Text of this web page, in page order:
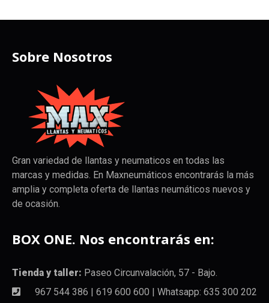
Sobre Nosotros
Gran variedad de llantas y neumaticos en todas las
marcas y medidas. En Maxneumáticos encontrarás la más
amplia y completa oferta de llantas neumáticos nuevos y
de ocasión.
BOX ONE. Nos encontrarás en:
Tienda y taller: Paseo Circunvalación, 57 - Bajo.
967 544 386 | 619 600 600 | Whatsapp: 635 300 202